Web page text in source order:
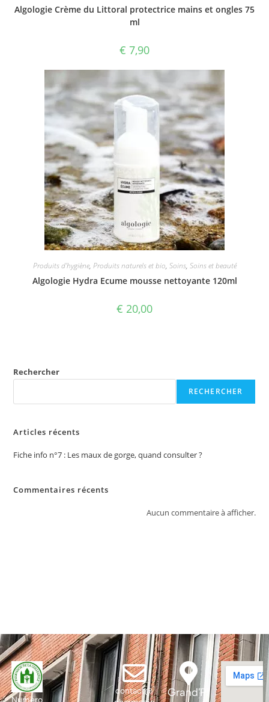
Algologie Crème du Littoral protectrice mains et ongles 75
ml
€ 7,90
Produits d'hygiène, Produits naturels et bio, Soins, Soins et beauté
Algologie Hydra Ecume mousse nettoyante 120ml
€ 20,00
Rechercher
RECHERCHER
Articles récents
Fiche info n°7 : Les maux de gorge, quand consulter ?
Commentaires récents
Aucun commentaire à afficher.
Numéro
contact@
Grand'Pl